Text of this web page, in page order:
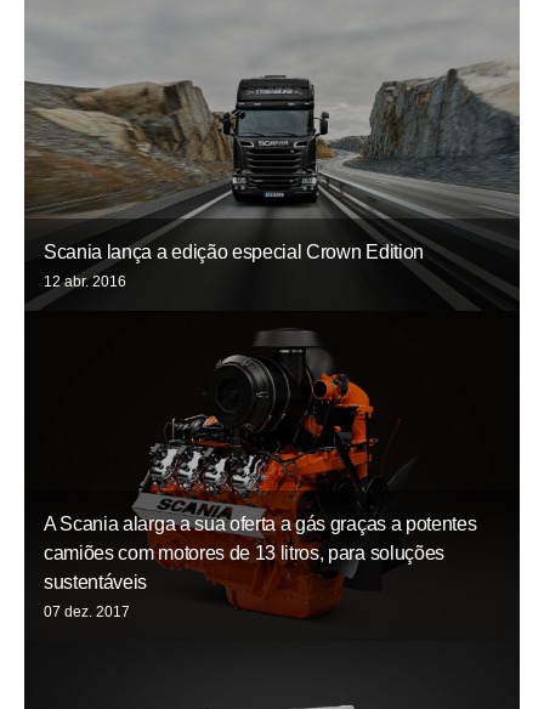
Scania lança a edição especial Crown Edition
12 abr. 2016
A Scania alarga a sua oferta a gás graças a potentes
camiões com motores de 13 litros, para soluções
sustentáveis
07 dez. 2017